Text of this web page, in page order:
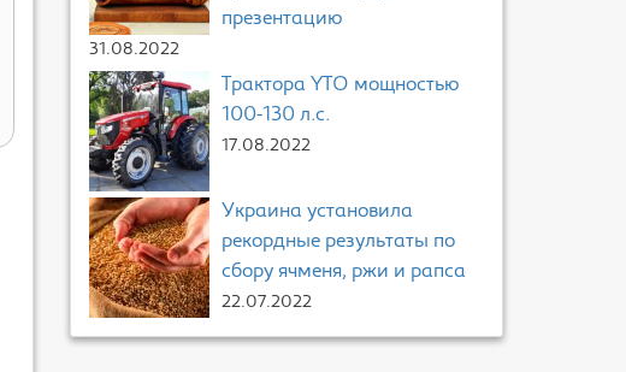
презентацию
31.08.2022
Трактора YTO мощностью
100-130 л.с.
17.08.2022
Украина установила
рекордные результаты по
сбору ячменя, ржи и рапса
22.07.2022